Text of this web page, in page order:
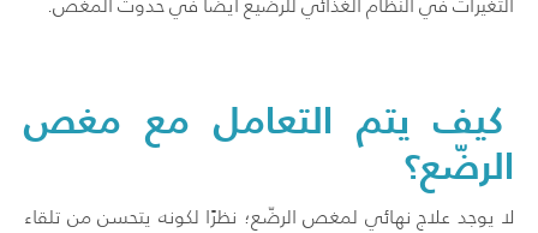
كيف يتم التعامل مع مغص
الرضّع؟
لا يوجد علاج نهائي لمغص الرضّع؛ نظرًا لكونه يتحسن من تلقاء